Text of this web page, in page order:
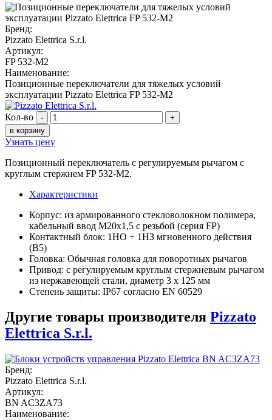
Бренд:
Pizzato Elettrica S.r.l.
Артикул:
FP 532-M2
Наименование:
Позиционные переключатели для тяжелых условий
эксплуатации Pizzato Elettrica FP 532-M2
Кол-во -
+
в корзину
Узнать цену
Позиционный переключатель с регулируемым рычагом с
круглым стержнем FP 532-M2.
Характеристики
Корпус: из армированного стекловолокном полимера,
кабельный ввод M20x1,5 с резьбой (серия FP)
Контактный блок: 1НО + 1НЗ мгновенного действия
(B5)
Головка: Обычная головка для поворотных рычагов
Привод: с регулируемым круглым стержневым рычагом
из нержавеющей стали, диаметр 3 x 125 мм
Степень защиты: IP67 согласно EN 60529
Другие товары производителя Pizzato
Elettrica S.r.l.
Бренд:
Pizzato Elettrica S.r.l.
Артикул:
BN AC3ZA73
Наименование: